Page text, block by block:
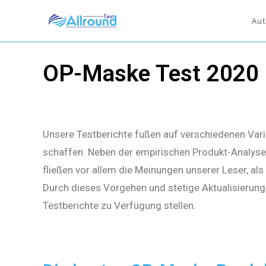
OP-Maske Test 2020
Unsere Testberichte fußen auf verschiedenen
schaffen. Neben der empirischen Produkt-
fließen vor allem die Meinungen unserer Leser,
Durch dieses Vorgehen und stetige
Testberichte zu Verfügung stellen.